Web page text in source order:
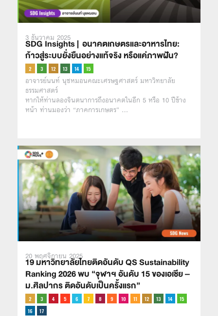
3 ธันวาคม 2025
SDG Insights | อนาคตเกษตรและอาหารไทย:
ก้าวสู่ระบบยั่งยืนอย่างแท้จริง หรือแค่ภาพฝัน?
อาจารย์นนท์ นุชหมอนคณะเศรษฐศาสตร์ มหาวิทยาลัย
ธรรมศาสตร์
หากให้ท่านลองจินตนาการถึงอนาคตในอีก 5 หรือ 10 ปีข้าง
หน้า ท่านมองว่า “ภาคการเกษตร” …
20 พฤศจิกายน 2025
19 มหาวิทยาลัยไทยติดอันดับ QS Sustainability
Ranking 2026 พบ “จุฬาฯ อันดับ 15 ของเอเชีย –
ม.ศิลปากร ติดอันดับเป็นครั้งแรก”